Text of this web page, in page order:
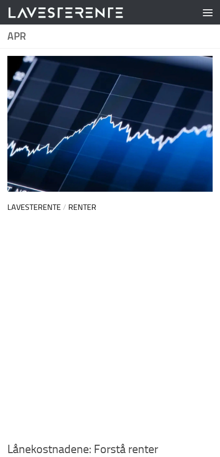
Skip to content
APR
LAVESTERENTE / RENTER
Lånekostnadene: Forstå renter